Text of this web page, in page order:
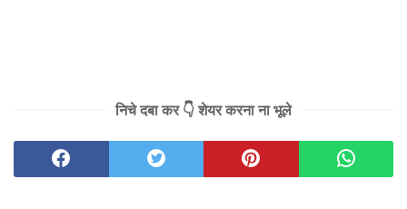
निचे दबा कर 👇 शेयर करना ना भूले